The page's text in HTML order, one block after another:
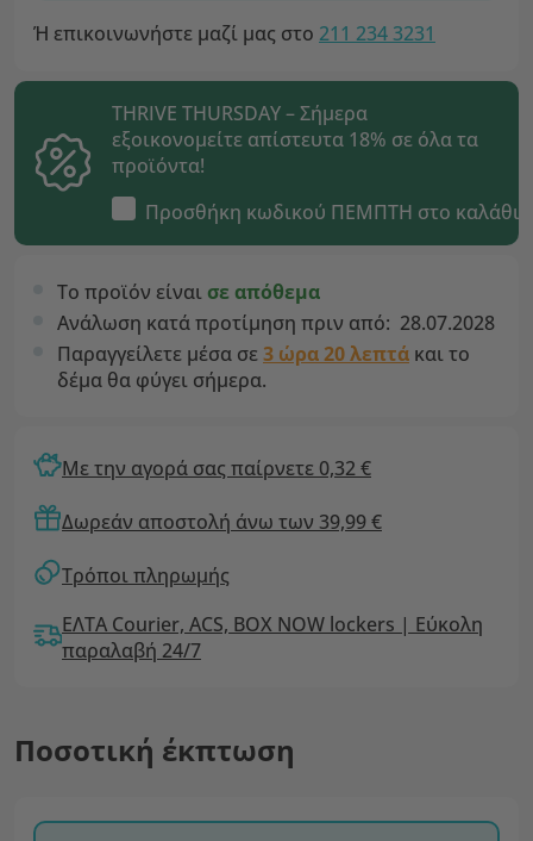
Ή επικοινωνήστε μαζί μας στο 211 234 3231
THRIVE THURSDAY – Σήμερα
εξοικονομείτε απίστευτα 18% σε όλα τα
προϊόντα!
Προσθήκη κωδικού ΠΕΜΠΤΗ στο καλάθι
Το προϊόν είναι σε απόθεμα
Ανάλωση κατά προτίμηση πριν από: 28.07.2028
Παραγγείλετε μέσα σε3 ώρα 20 λεπτά και το
δέμα θα φύγει σήμερα.
Με την αγορά σας παίρνετε 0,32 €
Δωρεάν αποστολή άνω των 39,99 €
Τρόποι πληρωμής
ΕΛΤΑ Courier, ACS, BOX NOW lockers | Εύκολη
παραλαβή 24/7
Ποσοτική έκπτωση